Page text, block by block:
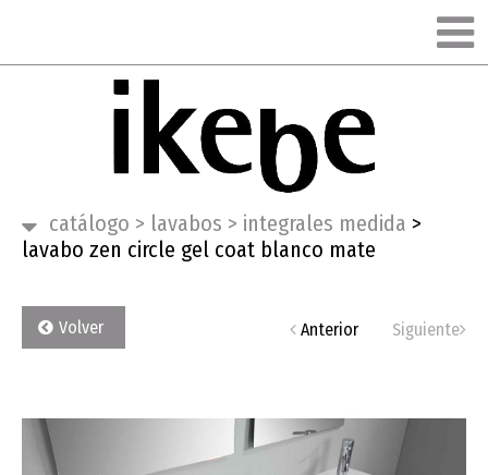
catálogo > lavabos > integrales medida >
lavabo zen circle gel coat blanco mate
Volver Anterior Siguiente